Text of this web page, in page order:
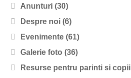
Anunturi (30)
Despre noi (6)
Evenimente (61)
Galerie foto (36)
Resurse pentru parinti si copii